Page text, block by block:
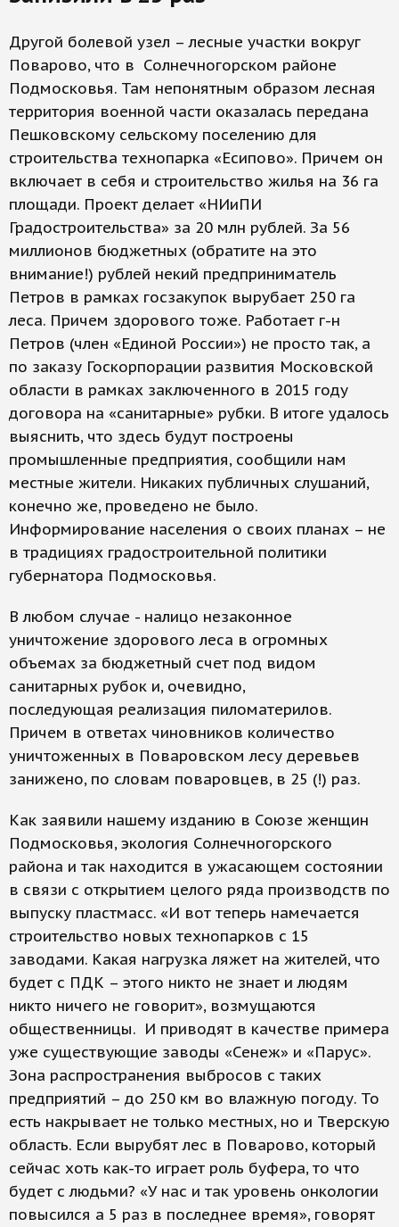
Другой болевой узел – лесные участки вокруг
Поварово, что в Солнечногорском районе
Подмосковья. Там непонятным образом лесная
территория военной части оказалась передана
Пешковскому сельскому поселению для
строительства технопарка «Есипово». Причем он
включает в себя и строительство жилья на 36 га
площади. Проект делает «НИиПИ
Градостроительства» за 20 млн рублей. За 56
миллионов бюджетных (обратите на это
внимание!) рублей некий предприниматель
Петров в рамках госзакупок вырубает 250 га
леса. Причем здорового тоже. Работает г-н
Петров (член «Единой России») не просто так, а
по заказу Госкорпорации развития Московской
области в рамках заключенного в 2015 году
договора на «санитарные» рубки. В итоге удалось
выяснить, что здесь будут построены
промышленные предприятия, сообщили нам
местные жители. Никаких публичных слушаний,
конечно же, проведено не было.
Информирование населения о своих планах – не
в традициях градостроительной политики
губернатора Подмосковья.
В любом случае - налицо незаконное
уничтожение здорового леса в огромных
объемах за бюджетный счет под видом
санитарных рубок и, очевидно,
последующая реализация пиломатерилов.
Причем в ответах чиновников количество
уничтоженных в Поваровском лесу деревьев
занижено, по словам поваровцев, в 25 (!) раз.
Как заявили нашему изданию в Союзе женщин
Подмосковья, экология Солнечногорского
района и так находится в ужасающем состоянии
в связи с открытием целого ряда производств по
выпуску пластмасс. «И вот теперь намечается
строительство новых технопарков с 15
заводами. Какая нагрузка ляжет на жителей, что
будет с ПДК – этого никто не знает и людям
никто ничего не говорит», возмущаются
общественницы. И приводят в качестве примера
уже существующие заводы «Сенеж» и «Парус».
Зона распространения выбросов с таких
предприятий – до 250 км во влажную погоду. То
есть накрывает не только местных, но и Тверскую
область. Если вырубят лес в Поварово, который
сейчас хоть как-то играет роль буфера, то что
будет с людьми? «У нас и так уровень онкологии
повысился а 5 раз в последнее время», говорят